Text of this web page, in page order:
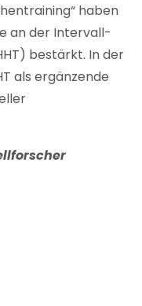
haben
an der Intervall-
bestärkt. In der
als ergänzende